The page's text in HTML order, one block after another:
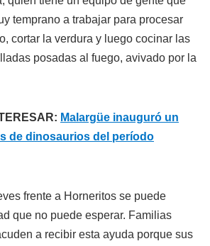
temprano a trabajar para procesar
cortar la verdura y luego cocinar las
posadas al fuego, avivado por la
Malargüe inauguró un
de dinosaurios del período
frente a Horneritos se puede
que no puede esperar. Familias
a recibir esta ayuda porque sus